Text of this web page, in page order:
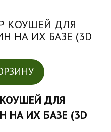
КОУШЕЙ ДЛЯ
НА ИХ БАЗЕ (3D